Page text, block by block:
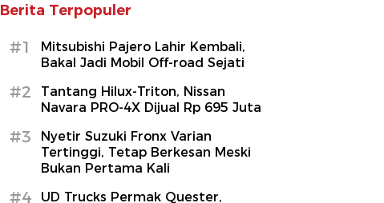
Berita Terpopuler
#1
Mitsubishi Pajero Lahir Kembali,
Bakal Jadi Mobil Off-road Sejati
#2
Tantang Hilux-Triton, Nissan
Navara PRO-4X Dijual Rp 695 Juta
#3
Nyetir Suzuki Fronx Varian
Tertinggi, Tetap Berkesan Meski
Bukan Pertama Kali
#4
UD Trucks Permak Quester,